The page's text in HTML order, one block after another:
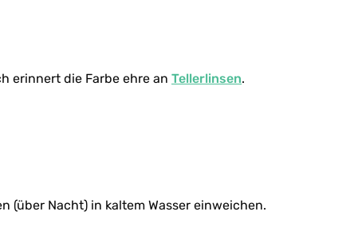
erinnert die Farbe ehre an Tellerlinsen.
(über Nacht) in kaltem Wasser einweichen.